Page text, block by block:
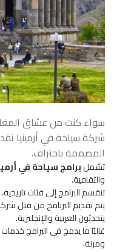
سواء كنت من عشاق
شركة سياحة في أرمينيا
المصممة باحتراف.
تشملبرامج سياحة في
والثقافية.
تنقسم البرامج إلى فئات
يتم تقديم البرنامج من قبل
يتحدثون العربية والإنجليزية.
غالبًا ما يدمج في البرامج
ومرنة.